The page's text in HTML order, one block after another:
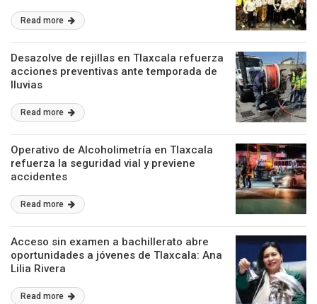
Read more
Desazolve de rejillas en Tlaxcala refuerza
acciones preventivas ante temporada de
lluvias
Read more
Operativo de Alcoholimetría en Tlaxcala
refuerza la seguridad vial y previene
accidentes
Read more
Acceso sin examen a bachillerato abre
oportunidades a jóvenes de Tlaxcala: Ana
Lilia Rivera
Read more